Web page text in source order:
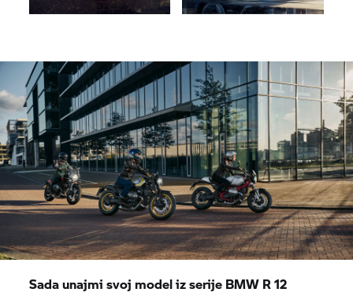
Sada unajmi svoj model iz serije BMW R 12